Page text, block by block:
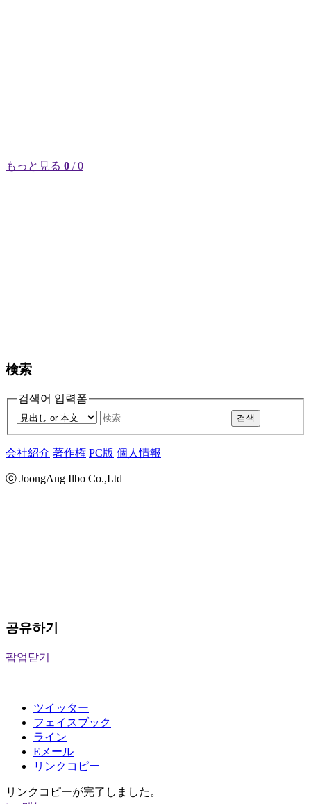
もっと見る 0 / 0
検索
검색어 입력폼
검색
会社紹介 著作権 PC版 個人情報
ⓒ JoongAng Ilbo Co.,Ltd
공유하기
팝업닫기
ツイッター
フェイスブック
ライン
Eメール
リンクコピー
リンクコピーが完了しました。